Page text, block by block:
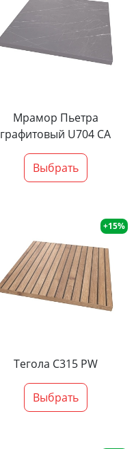
Мрамор Пьетра
графитовый U704 CA
Выбрать
+15%
Тегола С315 PW
Выбрать